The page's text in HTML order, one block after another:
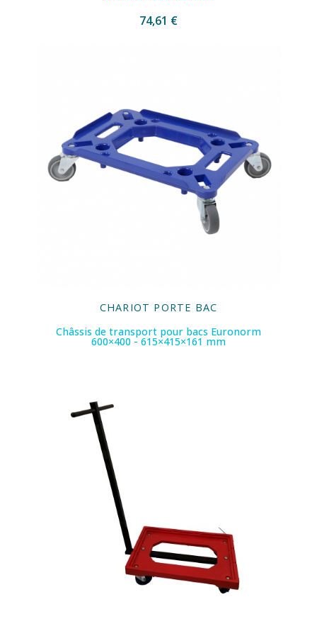
74,61 €
CHARIOT PORTE BAC
Châssis de transport pour bacs Euronorm
600×400 - 615×415×161 mm